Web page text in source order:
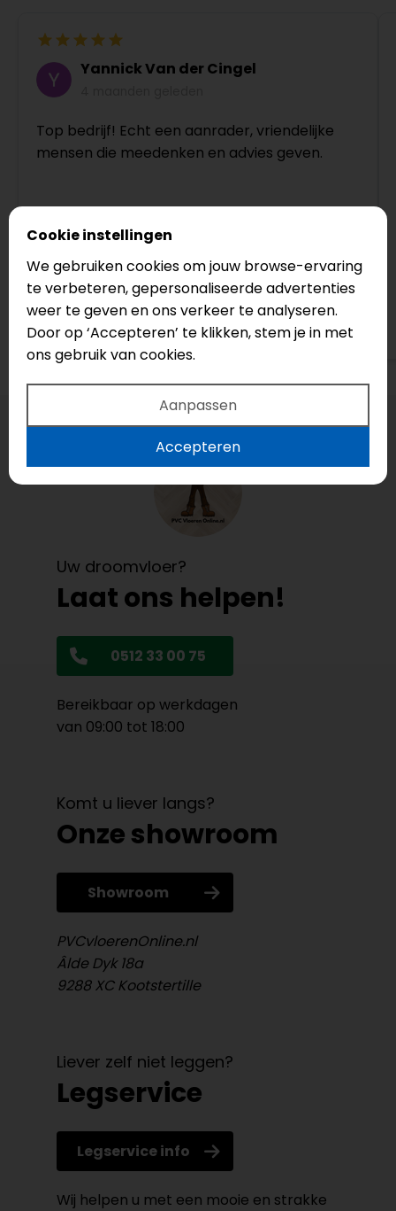
Yannick Van der Cingel
Top bedrijf! Echt een aanrader, vriendelijke
mensen die meedenken en advies geven.
Bekijk op Google
Cookie instellingen
We gebruiken cookies om jouw browse-ervaring
te verbeteren, gepersonaliseerde advertenties
weer te geven en ons verkeer te analyseren.
Door op ‘Accepteren’ te klikken, stem je in met
ons gebruik van cookies.
Aanpassen
Accepteren
Uw droomvloer?
Laat ons helpen!
0512 33 00 75
Bereikbaar op werkdagen
van 09:00 tot 18:00
Komt u liever langs?
Onze showroom
Showroom
PVCvloerenOnline.nl
Âlde Dyk 18a
9288 XC Kootstertille
Liever zelf niet leggen?
Legservice
Legservice info
Wij helpen u met een mooie en strakke